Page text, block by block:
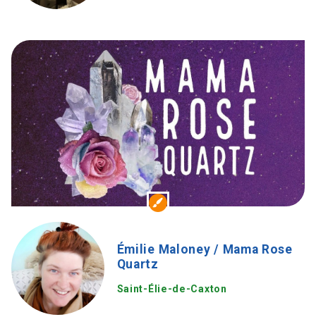
Émilie Maloney / Mama Rose
Quartz
Saint-Élie-de-Caxton